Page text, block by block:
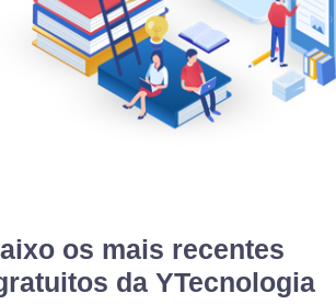
os mais recentes
da YTecnologia